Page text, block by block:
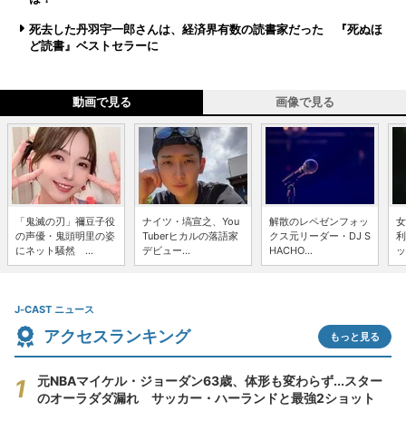
死去した丹羽宇一郎さんは、経済界有数の読書家だった 『死ぬほ
ど読書』ベストセラーに
動画で見る 画像で見る
「鬼滅の刃」禰豆子役
の声優・鬼頭明里の姿
にネット騒然 ...
ナイツ・塙宣之、You
Tuberヒカルの落語家
デビュー...
解散のレペゼンフォッ
クス元リーダー・DJ S
HACHO...
J-CAST ニュース
アクセスランキング もっと見る
元NBAマイケル・ジョーダン63歳、体形も変わらず...スター
のオーラダダ漏れ サッカー・ハーランドと最強2ショット